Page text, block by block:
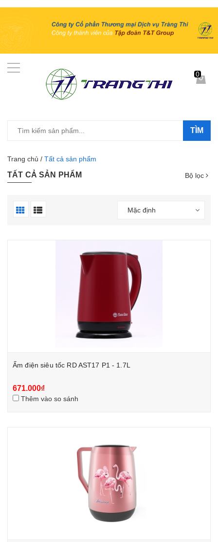
TÌM
0
Trang chủ / Tất cả sản phẩm
TẤT CẢ SẢN PHẨM Bộ lọc
Mặc định
Ấm điện siêu tốc RD AST17 P1 - 1.7L
671.000₫
Thêm vào so sánh